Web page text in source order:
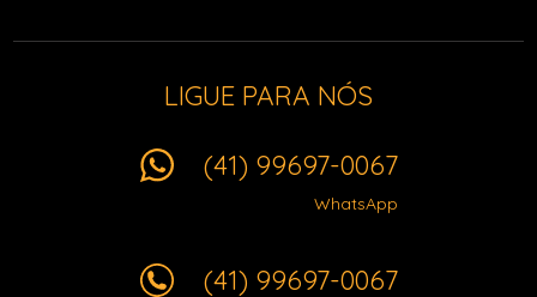
LIGUE PARA NÓS
(41) 99697-0067
WhatsApp
(41) 99697-0067